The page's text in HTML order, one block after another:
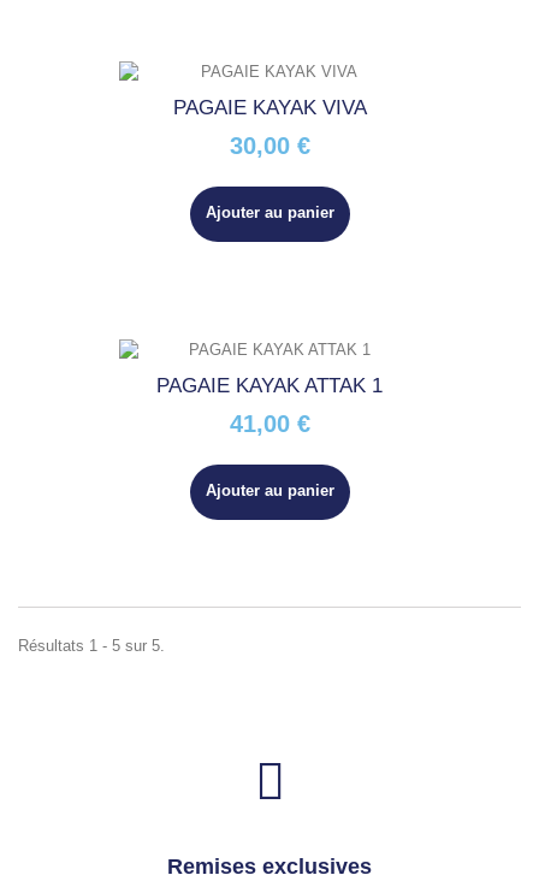
PAGAIE KAYAK VIVA
30,00 €
Ajouter au panier
PAGAIE KAYAK ATTAK 1
41,00 €
Ajouter au panier
Résultats 1 - 5 sur 5.
Remises exclusives